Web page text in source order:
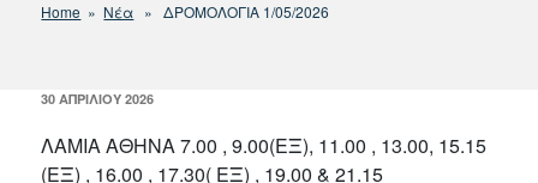
Home » Νέα » ΔΡΟΜΟΛΟΓΙΑ 1/05/2026
ΔΗΜΟΣΙΕΎΤΗΚΕ
30 ΑΠΡΙΛΊΟΥ 2026
ΛΑΜΙΑ ΑΘΗΝΑ 7.00 , 9.00(ΕΞ), 11.00 , 13.00, 15.15
(ΕΞ) , 16.00 , 17.30( ΕΞ) , 19.00 & 21.15